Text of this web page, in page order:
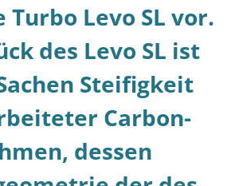
Levo SL vor.
des Levo SL ist
Steifigkeit
Carbon-
dessen